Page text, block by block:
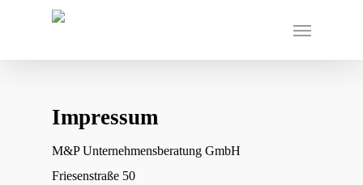
Impressum
M&P Unternehmensberatung GmbH
Friesenstraße 50